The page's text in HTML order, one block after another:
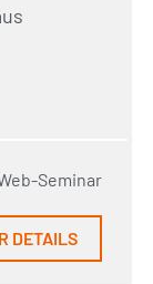
Seminar
DETAILS